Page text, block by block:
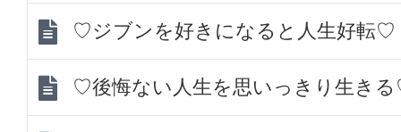
♡ジブンを好きになると人生好転♡
♡後悔ない人生を思いっきり生き